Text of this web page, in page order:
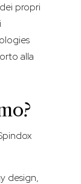
propri
alla
design,